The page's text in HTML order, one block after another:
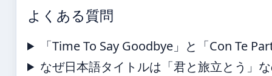
よくある質問
「Time To Say Goodbye」と「Con Te
なぜ日本語タイトルは「君と旅立とう」